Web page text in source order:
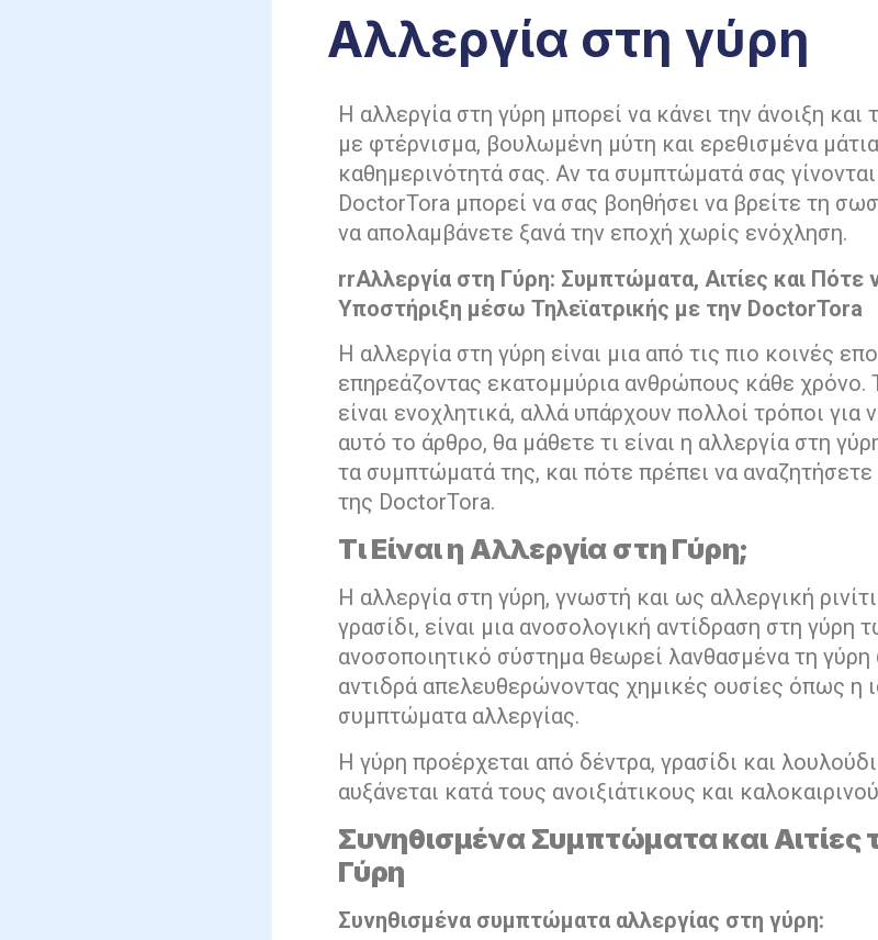
Αλλεργία στη γύρη
Η αλλεργία στη γύρη μπορεί να κάνει την άνοιξη
με φτέρνισμα, βουλωμένη μύτη και ερεθισμένα
καθημερινότητά σας. Αν τα συμπτώματά σας
DoctorTora μπορεί να σας βοηθήσει να βρείτε τη
να απολαμβάνετε ξανά την εποχή χωρίς ενόχληση.
rrΑλλεργία στη Γύρη: Συμπτώματα, Αιτίες και Πότε
Υποστήριξη μέσω Τηλεϊατρικής με την DoctorTora
Η αλλεργία στη γύρη είναι μια από τις πιο κοινές
επηρεάζοντας εκατομμύρια ανθρώπους κάθε
είναι ενοχλητικά, αλλά υπάρχουν πολλοί τρόποι για
αυτό το άρθρο, θα μάθετε τι είναι η αλλεργία στη
τα συμπτώματά της, και πότε πρέπει να
της DoctorTora.
Τι Είναι η Αλλεργία στη Γύρη;
Η αλλεργία στη γύρη, γνωστή και ως αλλεργική
γρασίδι, είναι μια ανοσολογική αντίδραση στη γύρη
ανοσοποιητικό σύστημα θεωρεί λανθασμένα τη
αντιδρά απελευθερώνοντας χημικές ουσίες όπως η
συμπτώματα αλλεργίας.
Η γύρη προέρχεται από δέντρα, γρασίδι και
αυξάνεται κατά τους ανοιξιάτικους και
Συνηθισμένα Συμπτώματα και Αιτίες
Γύρη
Συνηθισμένα συμπτώματα αλλεργίας στη γύρη: